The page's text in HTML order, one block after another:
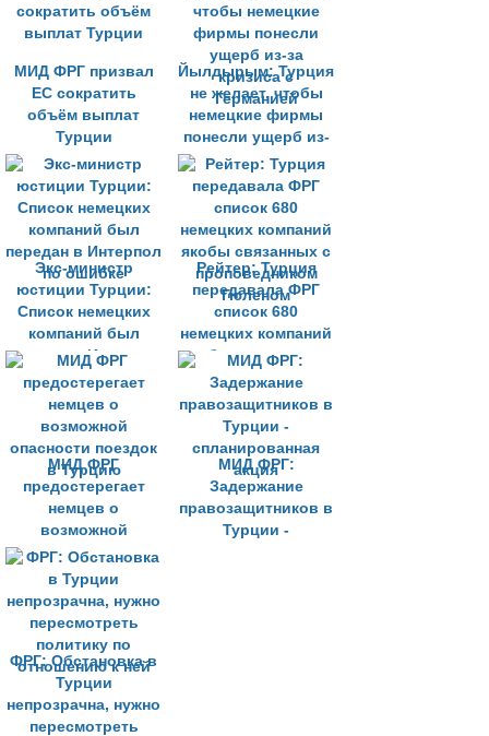
МИД ФРГ призвал
ЕС сократить
объём выплат
Турции
Йылдырым: Турция
не желает, чтобы
немецкие фирмы
понесли ущерб из-
за кризиса с
Германией
Экс-министр
юстиции Турции:
Список немецких
компаний был
передан в Интерпол
по ошибке
Рейтер: Турция
передавала ФРГ
список 680
немецких компаний
якобы связанных с
проповедником
Гюленом
МИД ФРГ
предостерегает
немцев о
возможной
опасности поездок
в Турцию
МИД ФРГ:
Задержание
правозащитников в
Турции -
ФРГ: Обстановка в
Турции
непрозрачна, нужно
пересмотреть